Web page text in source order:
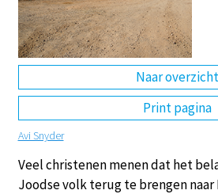
Naar overzicht
Print pagina
Avi Snyder
Veel christenen menen dat het
Joodse volk terug te brengen naar
DE EN